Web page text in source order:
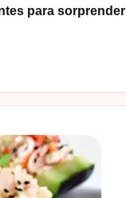
para sorprender